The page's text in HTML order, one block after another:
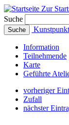
Zur
Suche
Suche
Information
Teilnehmende
Karte
Geführte
vorheriger
Zufall
nächster